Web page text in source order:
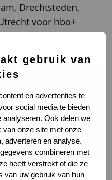
gebruik van
en advertenties te
social media te bieden
Ook delen we
van onze site met onze
adverteren en analyse.
combineren met
heeft verstrekt of die ze
van uw gebruik van hun
Drechtsteden,
voor hbo+
chain en transport.
wij